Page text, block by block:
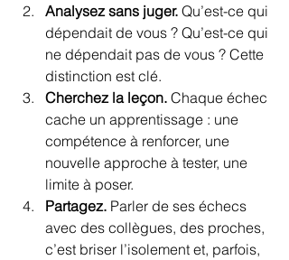
Analysez sans juger. Qu’est-ce qui
dépendait de vous ? Qu’est-ce qui
ne dépendait pas de vous ? Cette
distinction est clé.
Cherchez la leçon. Chaque échec
cache un apprentissage : une
compétence à renforcer, une
nouvelle approche à tester, une
limite à poser.
Partagez. Parler de ses échecs
avec des collègues, des proches,
c’est briser l’isolement et, parfois,